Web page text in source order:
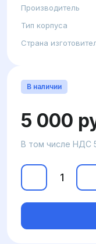
Производитель
Тип корпуса
Страна
В наличии
5 000
В том числе НДС